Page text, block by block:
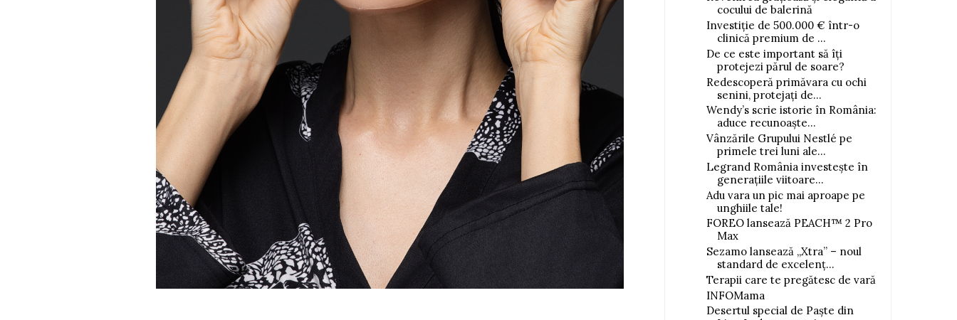
cocului de balerină
Investiție de 500.000 € într-o
clinică premium de ...
De ce este important să îți
protejezi părul de soare?
Redescoperă primăvara cu ochi
senini, protejați de...
Wendy’s scrie istorie în România:
aduce recunoaște...
Vânzările Grupului Nestlé pe
primele trei luni ale...
Legrand România investește în
generațiile viitoare...
Adu vara un pic mai aproape pe
unghiile tale!
FOREO lansează PEACH™ 2 Pro
Max
Sezamo lansează „Xtra” – noul
standard de excelenț...
Terapii care te pregătesc de vară
INFOMama
Desertul special de Paște din